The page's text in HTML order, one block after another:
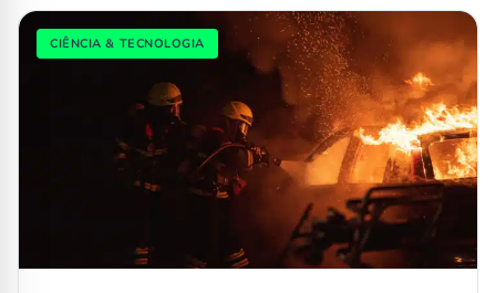
CIÊNCIA & TECNOLOGIA